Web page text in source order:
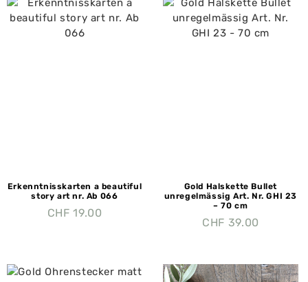
Erkenntnisskarten a beautiful
story art nr. Ab 066
CHF 19.00
Gold Halskette Bullet
unregelmässig Art. Nr. GHI 23
– 70 cm
CHF 39.00